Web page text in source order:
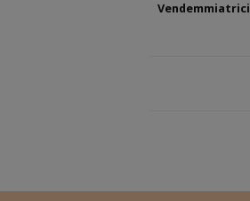
Vendemmiatrici